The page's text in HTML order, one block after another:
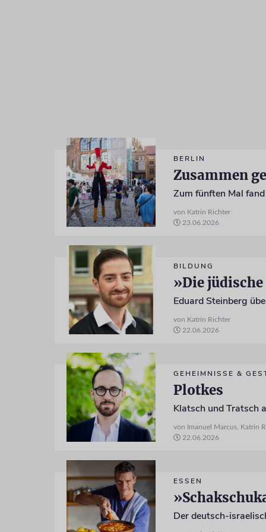
BERLIN
Zusammen
Zum fünften Mal
von Katrin Richter
23.06.2026
BILDUNG
»Die
von Katrin Richter
22.06.2026
GEHEIMNISSE &
Plotkes
Klatsch und Tratsch
von Imanuel Marcus, Katrin
22.06.2026
ESSEN